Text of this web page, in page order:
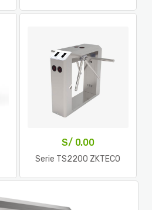
S/ 0.00
Serie TS2200 ZKTECO